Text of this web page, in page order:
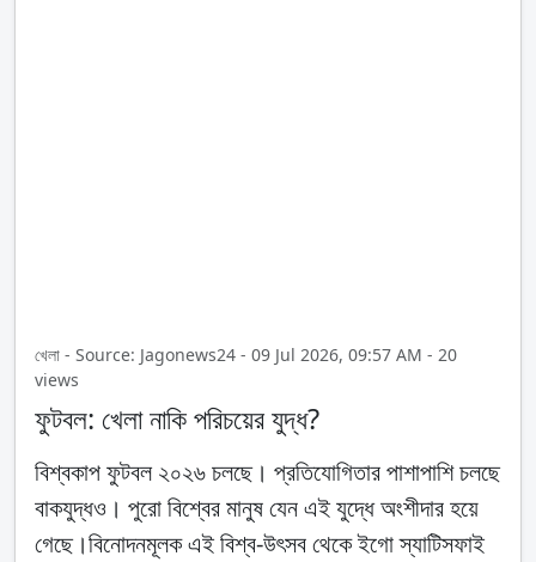
খেলা - Source: Jagonews24 - 09 Jul 2026, 09:57 AM - 20
views
ফুটবল: খেলা নাকি পরিচয়ের যুদ্ধ?
বিশ্বকাপ ফুটবল ২০২৬ চলছে। প্রতিযোগিতার পাশাপাশি চলছে
বাকযুদ্ধও। পুরো বিশ্বের মানুষ যেন এই যুদ্ধে অংশীদার হয়ে
গেছে।বিনোদনমূলক এই বিশ্ব-উৎসব থেকে ইগো স্যাটিসফাই